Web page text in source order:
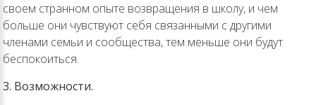
своем странном опыте возвращения в школу, и чем
больше они чувствуют себя связанными с другими
членами семьи и сообщества, тем меньше они будут
беспокоиться.
3. Возможности.